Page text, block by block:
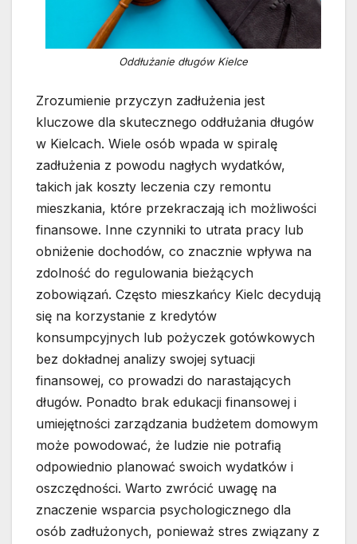
Oddłużanie długów Kielce
Zrozumienie przyczyn zadłużenia jest
kluczowe dla skutecznego oddłużania długów
w Kielcach. Wiele osób wpada w spiralę
zadłużenia z powodu nagłych wydatków,
takich jak koszty leczenia czy remontu
mieszkania, które przekraczają ich możliwości
finansowe. Inne czynniki to utrata pracy lub
obniżenie dochodów, co znacznie wpływa na
zdolność do regulowania bieżących
zobowiązań. Często mieszkańcy Kielc decydują
się na korzystanie z kredytów
konsumpcyjnych lub pożyczek gotówkowych
bez dokładnej analizy swojej sytuacji
finansowej, co prowadzi do narastających
długów. Ponadto brak edukacji finansowej i
umiejętności zarządzania budżetem domowym
może powodować, że ludzie nie potrafią
odpowiednio planować swoich wydatków i
oszczędności. Warto zwrócić uwagę na
znaczenie wsparcia psychologicznego dla
osób zadłużonych, ponieważ stres związany z